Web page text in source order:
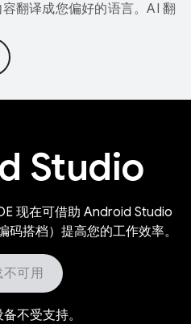
翻译成您偏好的语言。AI 翻
Studio
现在可借助 Android Studio
搭档）提高您的工作效率。
可用
不受支持。